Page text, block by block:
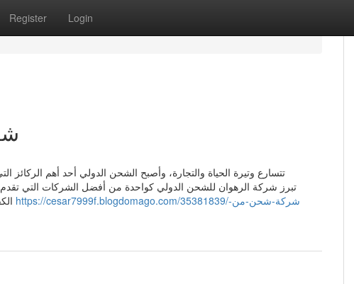
Register Login
تتسارع وتيرة الحياة والتجارة، وأصبح الشحن الدولي أحد أهم
تبرز شركة الرهوان للشحن الدولي كواحدة من أفضل الشركات التي
https://cesar7999f.blogdomago.com/35381839/شركة-شحن-من-